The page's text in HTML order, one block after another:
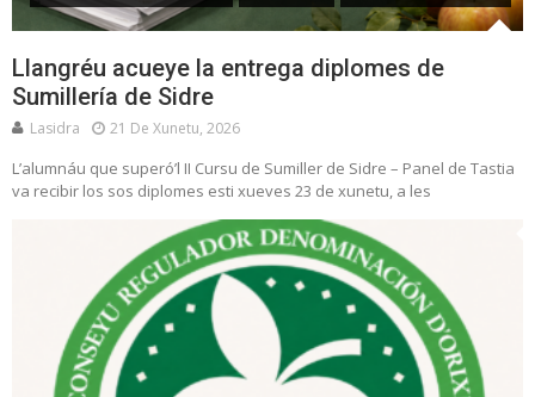
Llangréu acueye la entrega diplomes de
Sumillería de Sidre
Lasidra 21 De Xunetu, 2026
L’alumnáu que superó’l II Cursu de Sumiller de Sidre – Panel de Tastia
va recibir los sos diplomes esti xueves 23 de xunetu, a les